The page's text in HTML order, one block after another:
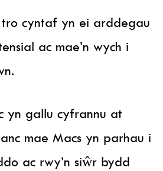
tro cyntaf yn ei arddegau
ac mae’n wych i
yn gallu cyfrannu at
mae Macs yn parhau i
ac rwy’n siŵr bydd